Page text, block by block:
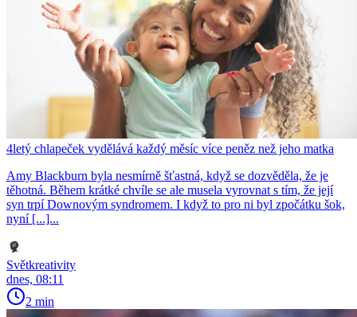
4letý chlapeček vydělává každý měsíc více peněz než jeho matka
Amy Blackburn byla nesmírně šťastná, když se dozvěděla, že je
těhotná. Během krátké chvíle se ale musela vyrovnat s tím, že její
syn trpí Downovým syndromem. I když to pro ni byl zpočátku šok,
nyní [...]...
Světkreativity
dnes, 08:11
2 min